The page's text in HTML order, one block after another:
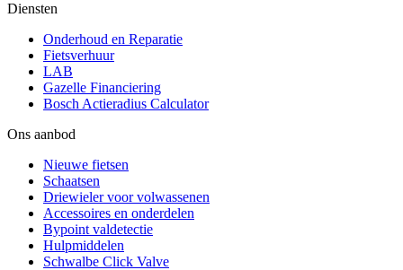
Diensten
Onderhoud en Reparatie
Fietsverhuur
LAB
Gazelle Financiering
Bosch Actieradius Calculator
Ons aanbod
Nieuwe fietsen
Schaatsen
Driewieler voor volwassenen
Accessoires en onderdelen
Bypoint valdetectie
Hulpmiddelen
Schwalbe Click Valve